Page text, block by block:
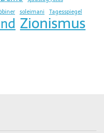
soleimani Tagesspiegel
Zionismus